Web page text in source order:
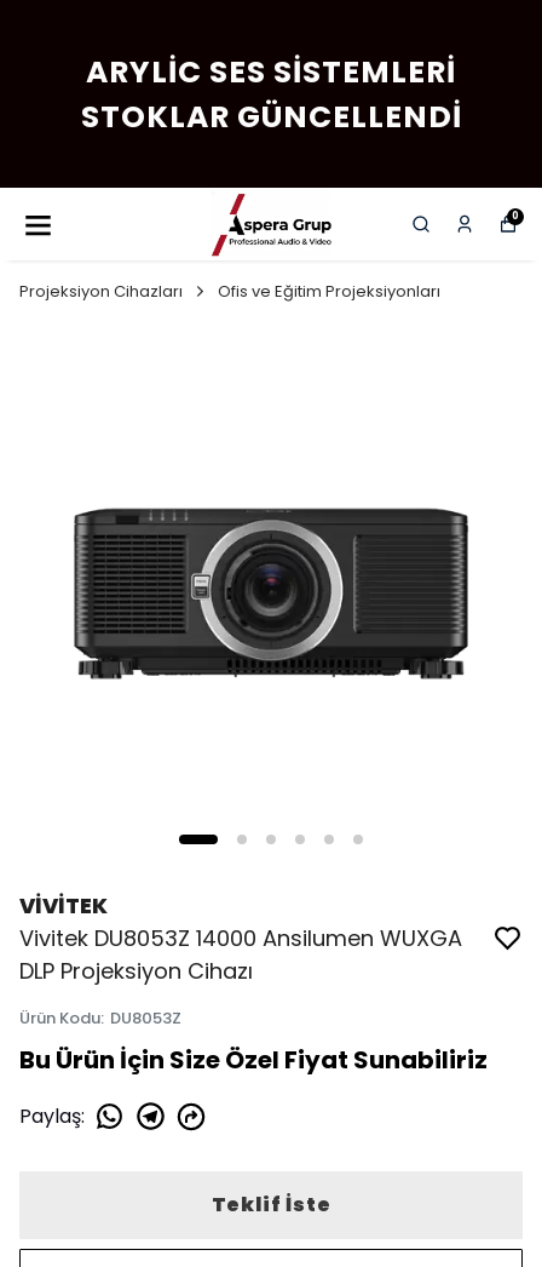
ARYLIC SES SISTEMLERI
STOKLAR GÜNCELLENDI
0
Projeksiyon Cihazları Ofis ve Eğitim Projeksiyonları
VİVİTEK
Vivitek DU8053Z 14000 Ansilumen WUXGA
DLP Projeksiyon Cihazı
Ürün Kodu: DU8053Z
Bu Ürün İçin Size Özel Fiyat Sunabiliriz
Paylaş:
Teklif İste